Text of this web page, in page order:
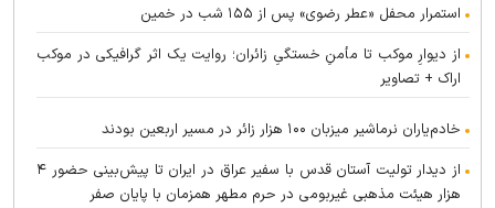
استمرار محفل «عطر رضوی» پس از ۱۵۵ شب در خمین
از دیوارِ موکب تا مأمنِ خستگیِ زائران؛ روایت یک اثر گرافیکی در موکب
اراک + تصاویر
خادم‌یاران نرماشیر میزبان ۱۰۰ هزار زائر در مسیر اربعین بودند
از دیدار تولیت آستان قدس با سفیر عراق در ایران تا پیش‌بینی حضور ۴
هزار هیئت مذهبی غیربومی در حرم مطهر همزمان با پایان صفر